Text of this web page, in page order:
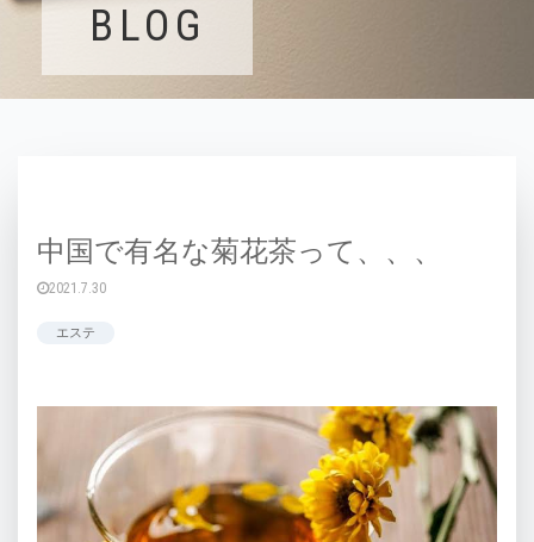
BLOG
中国で有名な菊花茶って、、、
2021.7.30
エステ